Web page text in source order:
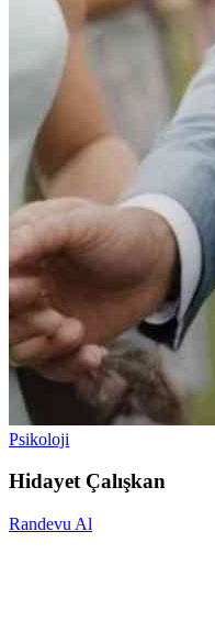
Psikoloji
Hidayet Çalışkan
Randevu Al